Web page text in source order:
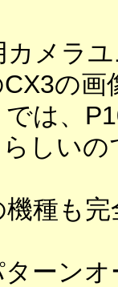
カメラ
の
は、
しい
種も
ーン